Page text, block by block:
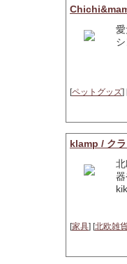
[ペットグッズ]
klamp / ク
[家具] [北欧雑